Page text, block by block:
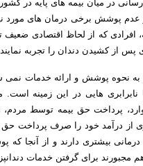
در میان بیمه های پایه در
عدم پوشش برخی درمان های
افرادی که از لحاظ اقتصادی ضعیف
پس از کشیدن دندان را تجربه
به نحوه پوشش و ارائه خدمات نمی
نابرابری هایی در این زمینه
پرداخت حق بیمه توسط مردم،
از درآمد خود را صرف پرداخت حق
درمانی بیشتری دارند و از آنجا
هم مجبورند برای گرفتن خدمات